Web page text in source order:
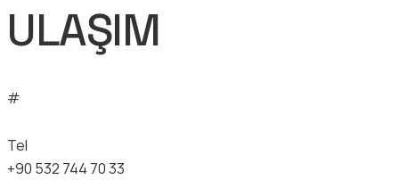
ULAŞIM
#
Tel
+90 532 744 70 33